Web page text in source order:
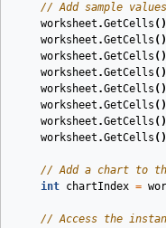
// Add sample
worksheet .GetCells
worksheet .GetCells
worksheet .GetCells
worksheet .GetCells
worksheet .GetCells
worksheet .GetCells
worksheet .GetCells
worksheet .GetCells
// Add a chart to
int chartIndex =
// Access the